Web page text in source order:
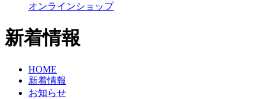
オンラインショップ
新着情報
HOME
新着情報
お知らせ